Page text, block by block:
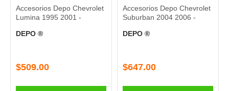
Accesorios Depo Chevrolet
Lumina 1995 2001 -
DEPO ®
$509.00
Accesorios Depo Chevrolet
Suburban 2004 2006 -
DEPO ®
$647.00